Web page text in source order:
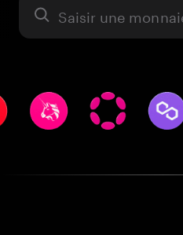
Actifs